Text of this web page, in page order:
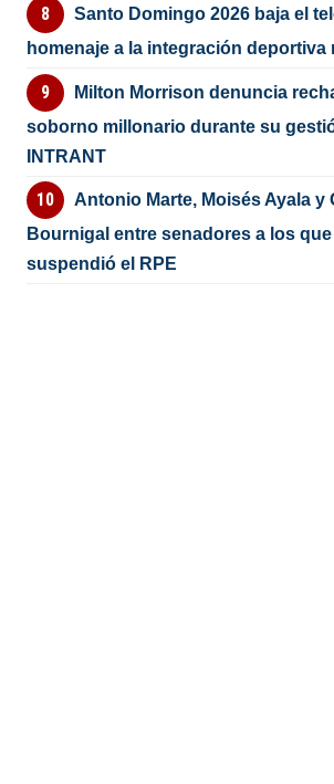
Santo Domingo 2026 baja el
homenaje a la integración deportiva
Milton Morrison denuncia
soborno millonario durante su
INTRANT
Antonio Marte, Moisés Ayala y
Bournigal entre senadores a los
suspendió el RPE